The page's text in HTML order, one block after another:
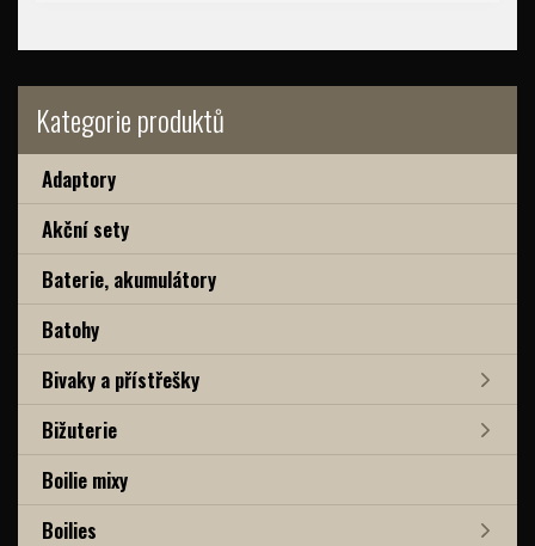
Kategorie produktů
Adaptory
Akční sety
Baterie, akumulátory
Batohy
Bivaky a přístřešky
Bižuterie
Boilie mixy
Boilies